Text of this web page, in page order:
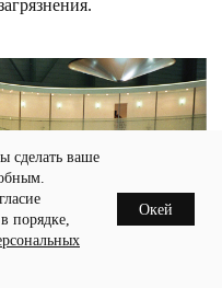
сделать ваше
порядке,
Окей